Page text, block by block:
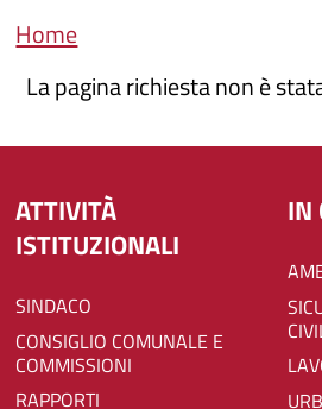
Briciole di pane
Home
La pagina richiesta non è
ATTIVITÀ
ISTITUZIONALI
SINDACO
CONSIGLIO COMUNALE E
COMMISSIONI
RAPPORTI
IN
SICUREZZA E PROTEZIONE